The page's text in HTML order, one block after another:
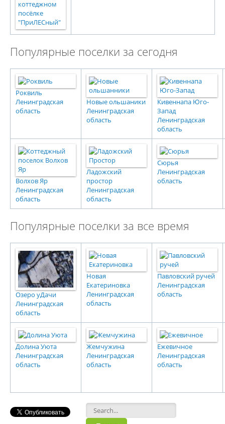
Популярные поселки за сегодня
Роквиль
Ленинградская
область
Новые ольшаники
Ленинградская
область
Кивеннапа Юго-
Запад
Ленинградская
область
Волхов Яр
Ленинградская
область
Ладожский
простор
Ленинградская
область
Сюрья
Ленинградская
область
Популярные поселки за все время
Озеро уДачи
Ленинградская
область
Новая
Екатериновка
Ленинградская
область
Павловский ручей
Ленинградская
область
Долина Уюта
Ленинградская
область
Жемчужина
Ленинградская
область
Ежевичное
Ленинградская
область
Форма поиска